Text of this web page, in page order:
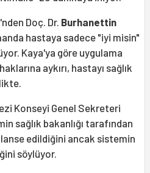
Doç. Dr. Burhanettin
hastaya sadece "iyi misin"
Kaya'ya göre uygulama
aykırı, hastayı sağlık
Konseyi Genel Sekreteri
sağlık bakanlığı tarafından
edildiğini ancak sistemin
söylüyor.